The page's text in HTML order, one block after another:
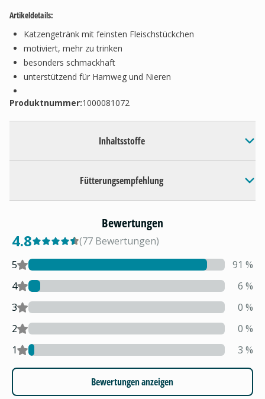
Artikeldetails:
Katzengetränk mit feinsten Fleischstückchen
motiviert, mehr zu trinken
besonders schmackhaft
unterstützend für Harnweg und Nieren
Produktnummer:1000081072
Inhaltsstoffe
Fütterungsempfehlung
Bewertungen
4.8 (77 Bewertungen)
5
91 %
4
6 %
3
0 %
2
0 %
1
3 %
Bewertungen anzeigen